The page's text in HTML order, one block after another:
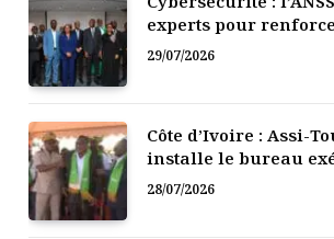
experts pour
numérique de la Côte
29/07/2026
Côte d’Ivoire : Assi-
installe le bureau
mutuelle de
28/07/2026